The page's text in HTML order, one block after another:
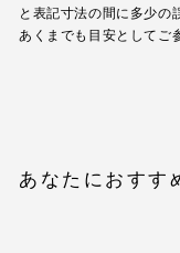
と表記寸法の間に多少の
あくまでも目安としてご
あなたにおすす